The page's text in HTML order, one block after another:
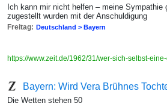
Ich kann mir nicht helfen – meine
zugestellt wurden mit der Anschuldigung
Freitag: Deutschland > Bayern
https://www.zeit.de/1962/31/wer-sich-selbst-
Bayern: Wird Vera Brühnes
Die Wetten stehen 50